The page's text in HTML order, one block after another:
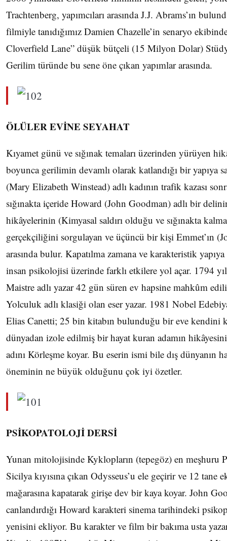
Trachtenberg, yapımcıları arasında J.J. Abrams’ın
filmiyle tanıdığımız Damien Chazelle’in senaryo
Cloverfield Lane” düşük bütçeli (15 Milyon Dolar)
Gerilim türünde bu sene öne çıkan yapımlar arasında.
ÖLÜLER EVİNE SEYAHAT
Kıyamet günü ve sığınak temaları üzerinden yürüyen
boyunca gerilimin devamlı olarak katlandığı bir yapıya
(Mary Elizabeth Winstead) adlı kadının trafik kazası
sığınakta içeride Howard (John Goodman) adlı bir
hikâyelerinin (Kimyasal saldırı olduğu ve sığınakta
gerçekçiliğini sorgulayan ve üçüncü bir kişi Emmet’ın
arasında bulur. Kapatılma zamana ve karakteristik
insan psikolojisi üzerinde farklı etkilere yol açar. 1794
Maistre adlı yazar 42 gün süren ev hapsine mahkûm
Yolculuk adlı klasiği olan eser yazar. 1981 Nobel
Elias Canetti; 25 bin kitabın bulunduğu bir eve kendini
dünyadan izole edilmiş bir hayat kuran adamın hikâyesini
adını Körleşme koyar. Bu eserin ismi bile dış dünyanın
öneminin ne büyük olduğunu çok iyi özetler.
PSİKOPATOLOJİ DERSİ
Yunan mitolojisinde Kyklopların (tepegöz) en meşhuru
Sicilya kıyısına çıkan Odysseus’u ele geçirir ve 12 tane
mağarasına kapatarak girişe dev bir kaya koyar. John
canlandırdığı Howard karakteri sinema tarihindeki
yenisini ekliyor. Bu karakter ve film bir bakıma usta